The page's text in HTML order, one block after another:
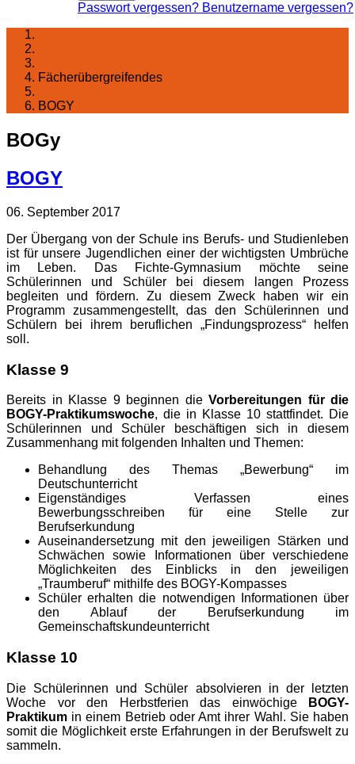
Passwort vergessen? Benutzername vergessen?
Fächerübergreifendes
BOGY
BOGy
BOGY
06. September 2017
Der Übergang von der Schule ins Berufs- und Studienleben
ist für unsere Jugendlichen einer der wichtigsten Umbrüche
im Leben. Das Fichte-Gymnasium möchte seine
Schülerinnen und Schüler bei diesem langen Prozess
begleiten und fördern. Zu diesem Zweck haben wir ein
Programm zusammengestellt, das den Schülerinnen und
Schülern bei ihrem beruflichen „Findungsprozess“ helfen
soll.
Klasse 9
Bereits in Klasse 9 beginnen die Vorbereitungen für die
BOGY-Praktikumswoche, die in Klasse 10 stattfindet. Die
Schülerinnen und Schüler beschäftigen sich in diesem
Zusammenhang mit folgenden Inhalten und Themen:
Behandlung des Themas „Bewerbung“ im
Deutschunterricht
Eigenständiges Verfassen eines
Bewerbungsschreiben für eine Stelle zur
Berufserkundung
Auseinandersetzung mit den jeweiligen Stärken und
Schwächen sowie Informationen über verschiedene
Möglichkeiten des Einblicks in den jeweiligen
„Traumberuf“ mithilfe des BOGY-Kompasses
Schüler erhalten die notwendigen Informationen über
den Ablauf der Berufserkundung im
Gemeinschaftskundeunterricht
Klasse 10
Die Schülerinnen und Schüler absolvieren in der letzten
Woche vor den Herbstferien das einwöchige
BOGY-
Praktikum in einem Betrieb oder Amt ihrer Wahl. Sie haben
somit die Möglichkeit erste Erfahrungen in der Berufswelt zu
sammeln.